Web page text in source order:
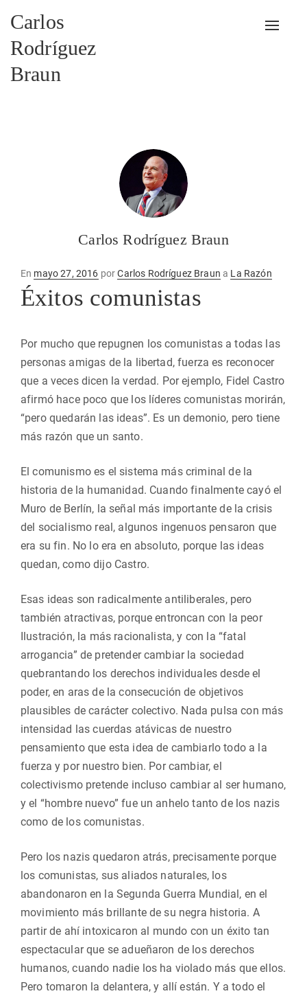
Carlos
Rodríguez
Braun
Carlos Rodríguez Braun
En Publicado
en
mayo 27, 2016 porCarlos Rodríguez Braun a La Razón
Éxitos comunistas
Por mucho que repugnen los comunistas a todas las
personas amigas de la libertad, fuerza es reconocer
que a veces dicen la verdad. Por ejemplo, Fidel Castro
afirmó hace poco que los líderes comunistas morirán,
“pero quedarán las ideas”. Es un demonio, pero tiene
más razón que un santo.
El comunismo es el sistema más criminal de la
historia de la humanidad. Cuando finalmente cayó el
Muro de Berlín, la señal más importante de la crisis
del socialismo real, algunos ingenuos pensaron que
era su fin. No lo era en absoluto, porque las ideas
quedan, como dijo Castro.
Esas ideas son radicalmente antiliberales, pero
también atractivas, porque entroncan con la peor
Ilustración, la más racionalista, y con la “fatal
arrogancia” de pretender cambiar la sociedad
quebrantando los derechos individuales desde el
poder, en aras de la consecución de objetivos
plausibles de carácter colectivo. Nada pulsa con más
intensidad las cuerdas atávicas de nuestro
pensamiento que esta idea de cambiarlo todo a la
fuerza y por nuestro bien. Por cambiar, el
colectivismo pretende incluso cambiar al ser humano,
y el “hombre nuevo” fue un anhelo tanto de los nazis
como de los comunistas.
Pero los nazis quedaron atrás, precisamente porque
los comunistas, sus aliados naturales, los
abandonaron en la Segunda Guerra Mundial, en el
movimiento más brillante de su negra historia. A
partir de ahí intoxicaron al mundo con un éxito tan
espectacular que se adueñaron de los derechos
humanos, cuando nadie los ha violado más que ellos.
Pero tomaron la delantera, y allí están. Y a todo el